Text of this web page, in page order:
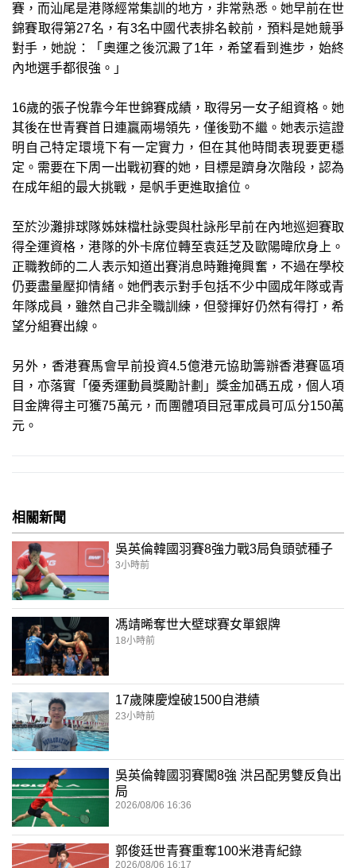
賽，而汕尾是港隊經常集訓的地方，非常熟悉。她早前在世
錦賽取得第27名，有3名中國代表排名較前，預料是她競爭
對手，她說：「奧運之後沉澱了1年，希望看到進步，始終
內地選手都很強。」
16歲的張子悅靠今年世錦賽成績，取得另一女子組資格。她
其後在世青賽首日連贏兩場領先，僅後勁不繼。她表示這證
明自己特定環境下有一定實力，但在其他時間表現要更穩
定。需要在下周一出戰初賽的她，目標是躋身次階段，認為
在成年組的最大挑戰，是帆手更進取搶位。
至於沙灘排球隊姊妹檔杜詠雯與杜詠彤早前在內地巡迴賽取
得全運資格，港隊的外卡席位轉至袁廷芝及歐陽暐欣身上。
正職教師的二人表示知道出賽消息時難掩興奮，不過在學校
仍要盡量壓抑情緒。她們表示對手包括不少中國成年隊或青
年隊成員，雖然自己非全職訓練，但發揮好仍然有得打，希
望分組賽出線。
另外，香港賽馬會早前投資4.5億港元協助籌辦香港賽區項
目，亦落實「優秀運動員獎勵計劃」獎金加碼五成，個人項
目金牌得主可獲75萬元，而團體項目冠軍成員可瓜分150萬
元。
相關新聞
吳英倫韓國羽賽8強力戰3局負頭號種子
3小時前
馮靖晞奪世大壁球賽女單銀牌
18小時前
17歲陳慶煌破1500自港績
23小時前
吳英倫韓國羽賽闖8強 洪呂配男雙反負出
局
2026/08/06 16:36
郭俊廷世青賽重奪100米港青紀錄
2026/08/06 16:17